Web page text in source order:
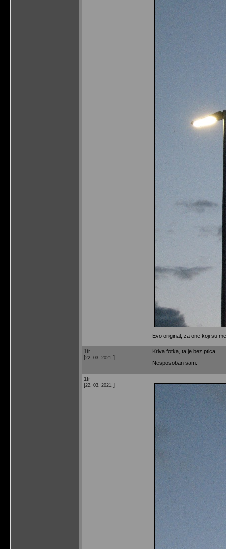
Evo original, za one koji su
1fr
[22. 03. 2021. ]
Kriva fotka, ta je bez ptica.
Nesposoban sam.
1fr
[22. 03. 2021. ]